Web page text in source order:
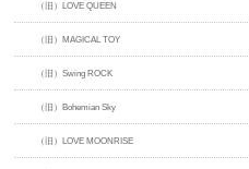
（旧）LOVE QUEEN
（旧）MAGICAL TOY
（旧）Swing ROCK
（旧）Bohemian Sky
（旧）LOVE MOONRISE